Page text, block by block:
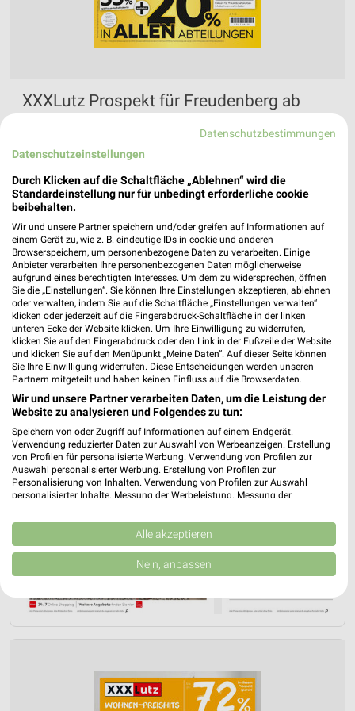
XXXLutz Prospekt für Freudenberg ab
Wohnen Spezial
📅 Kalendereintrag erstellen
PROSPEKT BLÄTTERN
MÖBEL AKTIONEN, RABATTE & GUTSCHEINE
Datenschutzbestimmungen
Datenschutzeinstellungen
Durch Klicken auf die Schaltfläche „Ablehnen“ wird die
Standardeinstellung nur für unbedingt erforderliche cookie
beibehalten.
Wir und unsere Partner speichern und/oder greifen auf Informationen auf
einem Gerät zu, wie z. B. eindeutige IDs in cookie und anderen
Browserspeichern, um personenbezogene Daten zu verarbeiten. Einige
Anbieter verarbeiten Ihre personenbezogenen Daten möglicherweise
aufgrund eines berechtigten Interesses. Um dem zu widersprechen, öffnen
Sie die „Einstellungen“. Sie können Ihre Einstellungen akzeptieren, ablehnen
oder verwalten, indem Sie auf die Schaltfläche „Einstellungen verwalten“
klicken oder jederzeit auf die Fingerabdruck-Schaltfläche in der linken
unteren Ecke der Website klicken. Um Ihre Einwilligung zu widerrufen,
klicken Sie auf den Fingerabdruck oder den Link in der Fußzeile der Website
und klicken Sie auf den Menüpunkt „Meine Daten“. Auf dieser Seite können
Sie Ihre Einwilligung widerrufen. Diese Entscheidungen werden unseren
Partnern mitgeteilt und haben keinen Einfluss auf die Browserdaten.
Wir und unsere Partner verarbeiten Daten, um die Leistung der
Website zu analysieren und Folgendes zu tun:
Speichern von oder Zugriff auf Informationen auf einem Endgerät.
Verwendung reduzierter Daten zur Auswahl von Werbeanzeigen. Erstellung
von Profilen für personalisierte Werbung. Verwendung von Profilen zur
Auswahl personalisierter Werbung. Erstellung von Profilen zur
Personalisierung von Inhalten. Verwendung von Profilen zur Auswahl
personalisierter Inhalte. Messung der Werbeleistung. Messung der
Kombinationen von Daten aus verschiedenen Quellen. Entwicklung und
Verbesserung der Angebote. Verwendung reduzierter Daten zur Auswahl
von Inhalten.
Daten können außerhalb der Europäischen Union weitergegeben und in die
USA gesendet werden.
Website/App.
Speichern von oder Zugriff auf Informationen
auf einem Endgerät
Alle akzeptieren
Nein, anpassen